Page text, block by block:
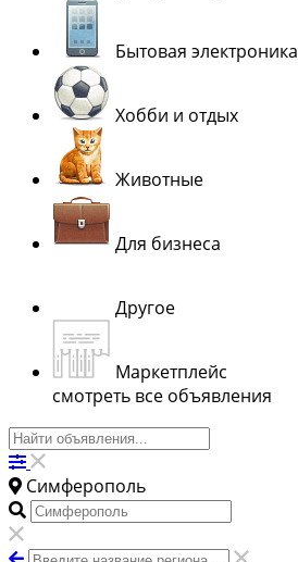
Бытовая электроника
Хобби и отдых
Животные
Для бизнеса
Другое
Маркетплейс
смотреть все объявления
Симферополь